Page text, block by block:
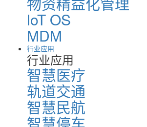
loT OS
MDM
行业应用
行业应用
智慧医疗
轨道交通
智慧民航
智慧停车